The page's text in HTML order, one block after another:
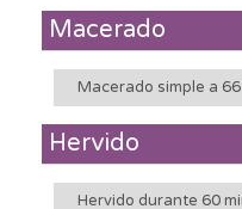
Macerado
Macerado simple a 66
Hervido
Hervido durante 60